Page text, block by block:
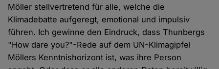
Möller stellvertretend für alle, welche die
Klimadebatte aufgeregt, emotional und impulsiv
führen. Ich gewinne den Eindruck, dass Thunbergs
"How dare you?"-Rede auf dem UN-Klimagipfel
Möllers Kenntnishorizont ist, was ihre Person